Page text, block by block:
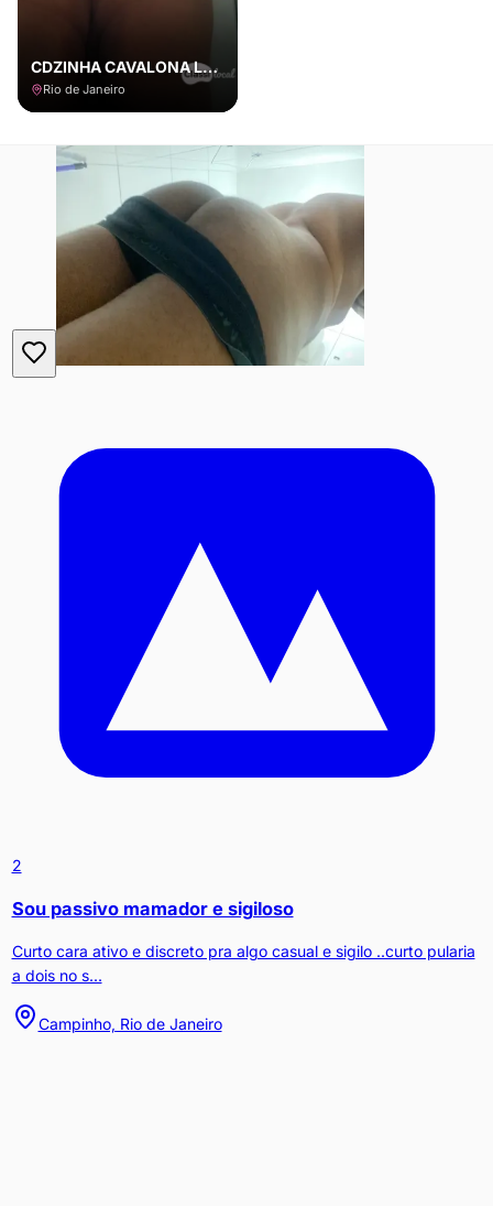
CDZINHA CAVALONA LEIA O ANUNCIO
Rio de Janeiro
2
Sou passivo mamador e sigiloso
Curto cara ativo e discreto pra algo casual e sigilo ..curto pularia
a dois no s...
Campinho, Rio de Janeiro